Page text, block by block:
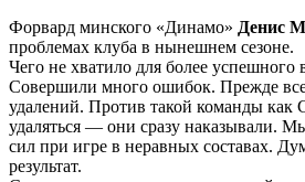
Форвард минского «Динамо» Денис
проблемах клуба в нынешнем сезоне.
Чего не хватило для более успешного
Совершили много ошибок. Прежде
удалений. Против такой команды
удаляться — они сразу наказывали.
сил при игре в неравных составах.
результат.